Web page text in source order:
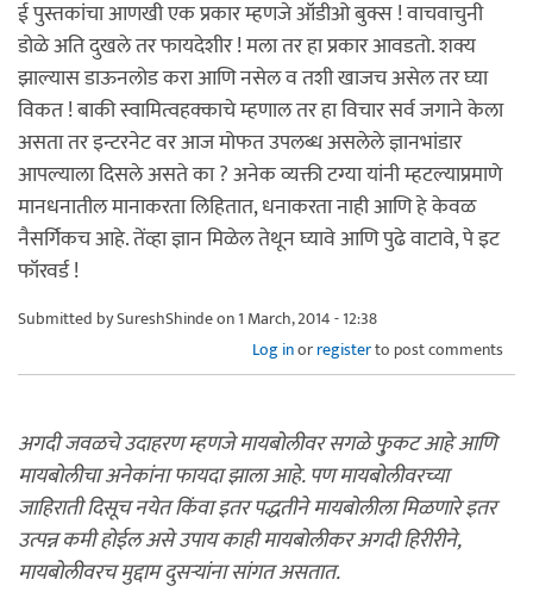
ई पुस्तकांचा आणखी एक प्रकार म्हणजे ऑडीओ बुक्स ! वाचवाचुनी
डोळे अति दुखले तर फायदेशीर ! मला तर हा प्रकार आवडतो. शक्य
झाल्यास डाऊनलोड करा आणि नसेल व तशी खाजच असेल तर घ्या
विकत ! बाकी स्वामित्वहक्काचे म्हणाल तर हा विचार सर्व जगाने केला
असता तर इन्टरनेट वर आज मोफत उपलब्ध असलेले ज्ञानभांडार
आपल्याला दिसले असते का ? अनेक व्यक्ती टग्या यांनी म्हटल्याप्रमाणे
मानधनातील मानाकरता लिहितात, धनाकरता नाही आणि हे केवळ
नैसर्गिकच आहे. तेंव्हा ज्ञान मिळेल तेथून घ्यावे आणि पुढे वाटावे, पे इट
फॉरवर्ड !
Submitted bySureshShindeon 1 March, 2014 - 12:38
Log inorregisterto post comments
अगदी जवळचे उदाहरण म्हणजे मायबोलीवर सगळे फु़कट आहे आणि
मायबोलीचा अनेकांना फायदा झाला आहे. पण मायबोलीवरच्या
जाहिराती दिसूच नयेत किंवा इतर पद्धतीने मायबोलीला मिळणारे इतर
उत्पन्न कमी होईल असे उपाय काही मायबोलीकर अगदी हिरीरीने,
मायबोलीवरच मुद्दाम दुसर्‍यांना सांगत असतात.